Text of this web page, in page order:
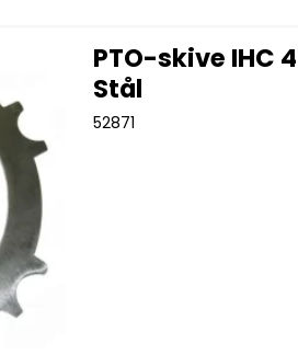
PTO-skive IHC
Stål
52871